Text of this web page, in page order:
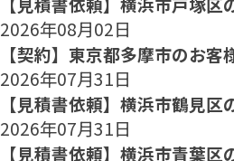
2026年08月02日
【契約】東京都多摩市のお
2026年07月31日
【見積書依頼】横浜市鶴見区
2026年07月31日
【見積書依頼】横浜市青葉区